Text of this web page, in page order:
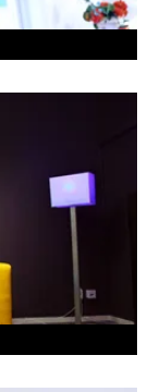
Arctic Root, Kan